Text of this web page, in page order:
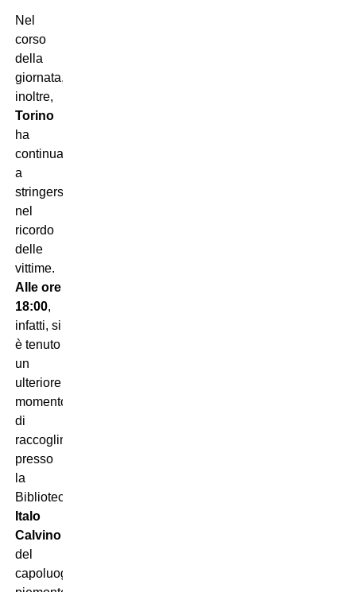
Nel
corso
della
giornata,
inoltre,
Torino
ha
continuato
a
stringersi
nel
ricordo
delle
vittime.
Alle ore
18:00,
infatti, si
è tenuto
un
ulteriore
momento
di
raccoglimento
presso
la
Biblioteca
Italo
Calvino
del
capoluogo